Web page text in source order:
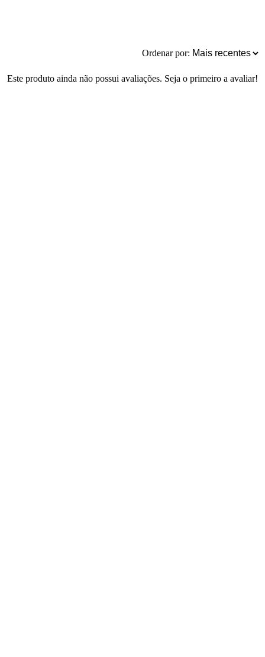
Ordenar por:
Este produto ainda não possui avaliações. Seja o primeiro a avaliar!